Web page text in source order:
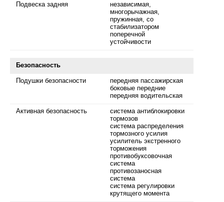
Подвеска задняя
независимая,
многорычажная,
пружинная, со
стабилизатором
поперечной
устойчивости
Безопасность
Подушки безопасности
передняя пассажирская
боковые передние
передняя водительская
Активная безопасность
система антиблокировки
тормозов
система распределения
тормозного усилия
усилитель экстренного
торможения
противобуксовочная
система
противозаносная
система
система регулировки
крутящего момента